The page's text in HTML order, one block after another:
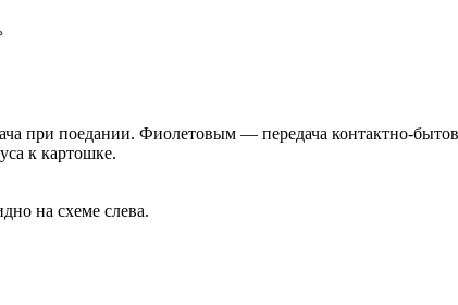
при поедании. Фиолетовым — передача контактно-
к картошке.
на схеме слева.